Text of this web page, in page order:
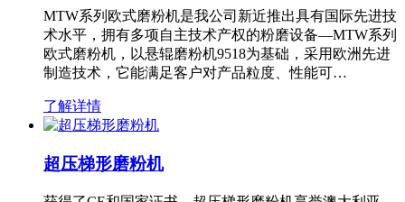
MTW系列欧式磨粉机是我公司新近推出具有国际先进技
术水平，拥有多项自主技术产权的粉磨设备—MTW系列
欧式磨粉机，以悬辊磨粉机9518为基础，采用欧洲先进
制造技术，它能满足客户对产品粒度、性能可…
了解详情
超压梯形磨粉机